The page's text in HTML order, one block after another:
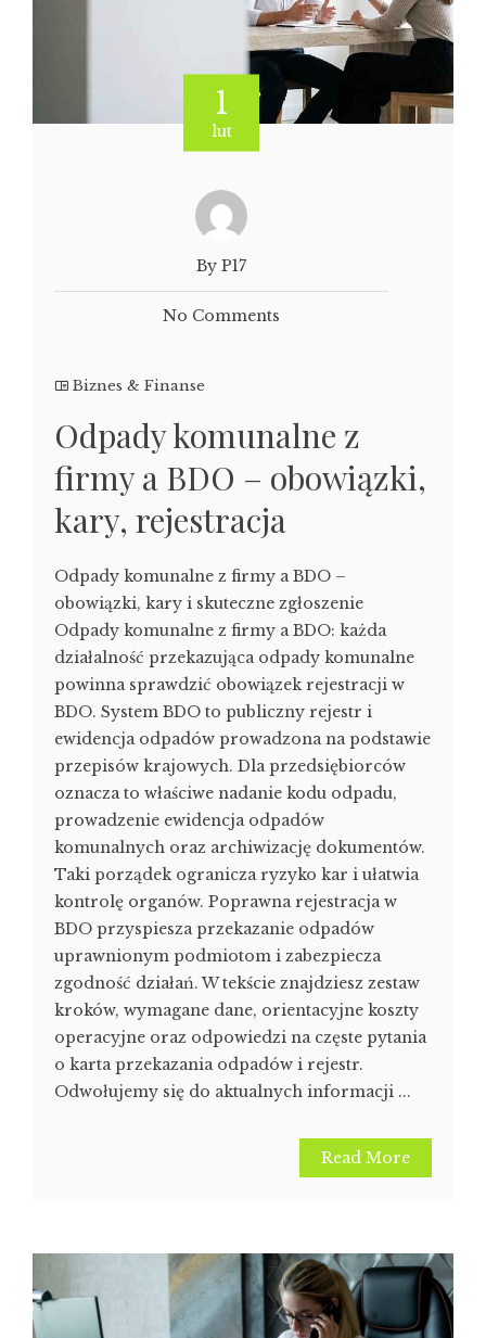
1
lut
By P17
No Comments
Biznes & Finanse
Odpady komunalne z
firmy a BDO – obowiązki,
kary, rejestracja
Odpady komunalne z firmy a BDO –
obowiązki, kary i skuteczne zgłoszenie
Odpady komunalne z firmy a BDO: każda
działalność przekazująca odpady komunalne
powinna sprawdzić obowiązek rejestracji w
BDO. System BDO to publiczny rejestr i
ewidencja odpadów prowadzona na podstawie
przepisów krajowych. Dla przedsiębiorców
oznacza to właściwe nadanie kodu odpadu,
prowadzenie ewidencja odpadów
komunalnych oraz archiwizację dokumentów.
Taki porządek ogranicza ryzyko kar i ułatwia
kontrolę organów. Poprawna rejestracja w
BDO przyspiesza przekazanie odpadów
uprawnionym podmiotom i zabezpiecza
zgodność działań. W tekście znajdziesz zestaw
kroków, wymagane dane, orientacyjne koszty
operacyjne oraz odpowiedzi na częste pytania
o karta przekazania odpadów i rejestr.
Odwołujemy się do aktualnych informacji ...
Read More